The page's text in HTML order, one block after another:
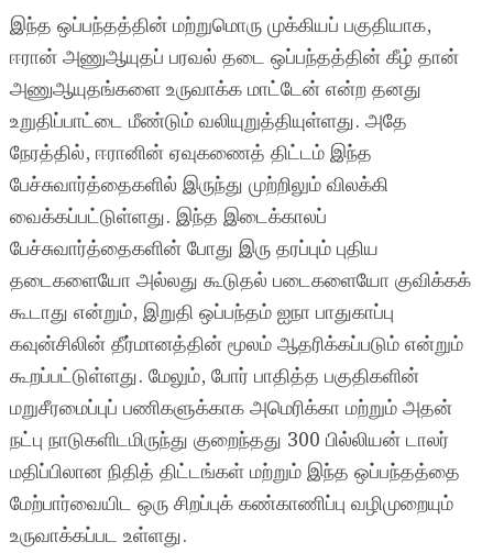
இந்த ஒப்பந்தத்தின் மற்றுமொரு முக்கியப் பகுதியாக,
ஈரான் அணுஆயுதப் பரவல் தடை ஒப்பந்தத்தின் கீழ் தான்
அணுஆயுதங்களை உருவாக்க மாட்டேன் என்ற தனது
உறுதிப்பாட்டை மீண்டும் வலியுறுத்தியுள்ளது. அதே
நேரத்தில், ஈரானின் ஏவுகணைத் திட்டம் இந்த
பேச்சுவார்த்தைகளில் இருந்து முற்றிலும் விலக்கி
வைக்கப்பட்டுள்ளது. இந்த இடைக்காலப்
பேச்சுவார்த்தைகளின் போது இரு தரப்பும் புதிய
தடைகளையோ அல்லது கூடுதல் படைகளையோ குவிக்கக்
கூடாது என்றும், இறுதி ஒப்பந்தம் ஐநா பாதுகாப்பு
கவுன்சிலின் தீர்மானத்தின் மூலம் ஆதரிக்கப்படும் என்றும்
கூறப்பட்டுள்ளது. மேலும், போர் பாதித்த பகுதிகளின்
மறுசீரமைப்புப் பணிகளுக்காக அமெரிக்கா மற்றும் அதன்
நட்பு நாடுகளிடமிருந்து குறைந்தது 300 பில்லியன் டாலர்
மதிப்பிலான நிதித் திட்டங்கள் மற்றும் இந்த ஒப்பந்தத்தை
மேற்பார்வையிட ஒரு சிறப்புக் கண்காணிப்பு வழிமுறையும்
உருவாக்கப்பட உள்ளது.